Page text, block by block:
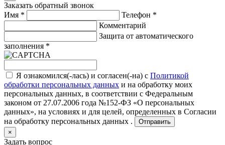
Заказать обратный звонок
Имя * Телефон *
Комментарий
Защита от автоматического
заполнения *
Я ознакомился(-лась) и согласен(-на) с Политикой
обработки персональных данных и на обработку моих
персональных данных, в соответствии с Федеральным
законом от 27.07.2006 года №152-ФЗ «О персональных
данных», на условиях и для целей, определенных в Согласии
на обработку персональных данных .
Отправить
×
Задать вопрос